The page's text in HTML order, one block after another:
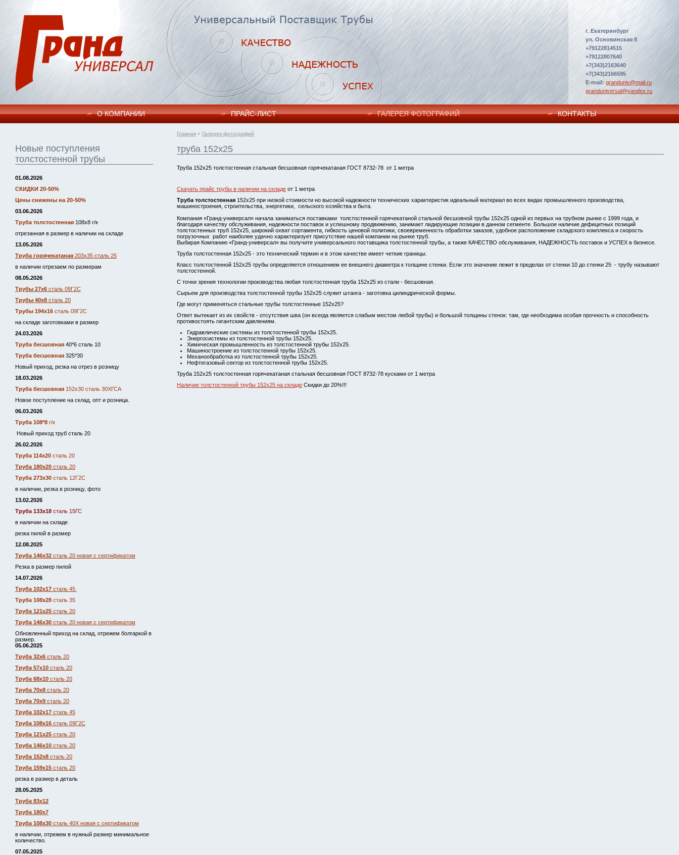
г. Екатеринбург
ул. Основинская 8
+79122814515
+79122807640
+7(343)2163640
+7(343)2166595
E-mail: granduniv@mail.ru
granduniversal@yandex.ru
О КОМПАНИИ ПРАЙC-ЛИСТ ГАЛЕРЕЯ ФОТОГРАФИЙ КОНТАКТЫ
Новые поступления
толстостенной трубы
01.08.2026
СКИДКИ 20-50%
Цены снижены на 20-50%
03.06.2026
Труба толстостенная 108х8 г/к
отрезанная в размер в наличии на складе
13.05.2026
Труба горячекатаная 203х35 сталь 25
в наличии отрезаем по размерам
08.05.2026
Трубы 27х6 сталь 09Г2С
Трубы 40х8 сталь 20
Трубы 194х16 сталь 09Г2С
на складе заготовками в размер
24.03.2026
Труба бесшовная 40*6 сталь 10
Труба бесшовная 325*30
Новый приход, резка на отрез в розницу
18.03.2026
Труба бесшовная 152х30 сталь 30ХГСА
Новое поступление на склад, опт и розница.
06.03.2026
Труба 108*8 г/к
Новый приход труб сталь 20
26.02.2026
Труба 114х20 сталь 20
Труба 180х20 сталь 20
Труба 273х30 сталь 12Г2С
в наличии, резка в розницу, фото
13.02.2026
Труба 133х18 сталь 15ГС
в наличии на складе
резка пилой в размер
12.08.2025
Труба 146х32 сталь 20 новая с сертификатом
Резка в размер пилой
14.07.2026
Труба 102х17 сталь 45
Труба 108х28 сталь 35
Труба 121х25 сталь 20
Труба 146х30 сталь 20 новая с сертификатом
Обновленный приход на склад, отрежем болгаркой в
размер.
05.06.2025
Труба 32х6 сталь 20
Труба 57х10 сталь 20
Труба 68х10 сталь 20
Труба 70х8 сталь 20
Труба 70х9 сталь 20
Труба 102х17 сталь 45
Труба 108х16 сталь 09Г2С
Труба 121х25 сталь 20
Труба 146х10 сталь 20
Труба 152х8 сталь 20
Труба 159х15 сталь 20
резка в размер в деталь
28.05.2025
Труба 83х12
Труба 180х7
Труба 108х30 сталь 40Х новая с сертификатом
в наличии, отрежем в нужный размер минимальное
количество.
07.05.2025
Главная » Галерея фотографий
труба 152х25
Труба 152х25 толстостенная стальная бесшовная горячекатаная ГОСТ 8732-78 от 1 метра
Скачать прайс трубы в наличии на складе от 1 метра
Труба толстостенная 152х25 при низкой стоимости но высокой надежности технических характеристик идеальный материал во всех видах промышленного производства,
машиностроения, строительства, энергетики, сельского хозяйства и быта.
Компания «Гранд-универсал» начала заниматься поставками толстостенной горячекатаной стальной бесшовной трубы 152х25 одной из первых на трубном рынке с 1999 года, и
благодаря качеству обслуживания, надежности поставок и успешному продвижению, занимает лидирующие позиции в данном сегменте. Большое наличие дефицитных позиций
толстостенных труб 152х25, широкий охват сортамента, гибкость ценовой политики, своевременность обработки заказов, удобное расположение складского комплекса и скорость
погрузочных работ наиболее удачно характеризует присутствие нашей компании на рынке труб.
Выбирая Компанию «Гранд-универсал» вы получите универсального поставщика толстостенной трубы, а также КАЧЕСТВО обслуживания, НАДЕЖНОСТЬ поставок и УСПЕХ в бизнесе.
Труба толстостенная 152х25 - это технический термин и в этом качестве имеет четкие границы.
Класс толстостенной 152х25 трубы определяется отношением ее внешнего диаметра к толщине стенки. Если это значение лежит в пределах от стенки 10 до стенки 25 - трубу называют
толстостенной.
С точки зрения технологии производства любая толстостенная труба 152х25 из стали - бесшовная.
Сырьем для производства толстостенной трубы 152х25 служит штанга - заготовка цилиндрической формы.
Где могут применяться стальные трубы толстостенные 152х25?
Ответ вытекает из их свойств - отсутствия шва (он всегда является слабым местом любой трубы) и большой толщины стенок: там, где необходима особая прочность и способность
противостоять гигантским давлениям.
Гидравлические системы из толстостенной трубы 152х25.
Энергосистемы из толстостенной трубы 152х25.
Химическая промышленность из толстостенной трубы 152х25.
Машиностроение из толстостенной трубы 152х25.
Механообработка из толстостенной трубы 152х25.
Нефтегазовый сектор из толстостенной трубы 152х25.
Труба 152х25 толстостенная горячекатаная стальная бесшовная ГОСТ 8732-78 кусками от 1 метра
Наличие толстостенной трубы 152х25 на складе Скидки до 20%!!!